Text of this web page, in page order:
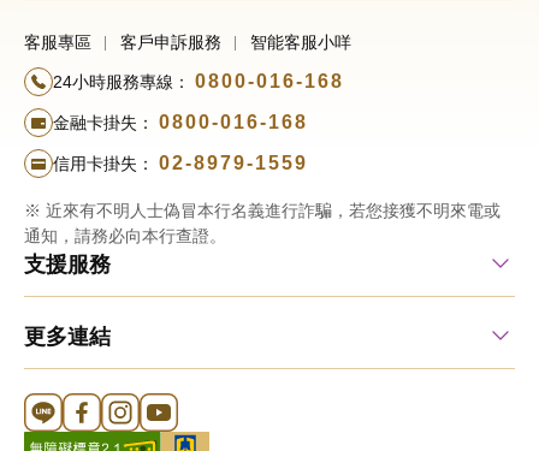
客服專區 客戶申訴服務 智能客服小咩
24小時服務專線： 0800-016-168
金融卡掛失： 0800-016-168
信用卡掛失： 02-8979-1559
※ 近來有不明人士偽冒本行名義進行詐騙，若您接獲不明來電或
通知，請務必向本行查證。
支援服務
更多連結
Line 官方帳號
FB 官方帳號
Instagram 官方帳號
YouTube 官方帳號